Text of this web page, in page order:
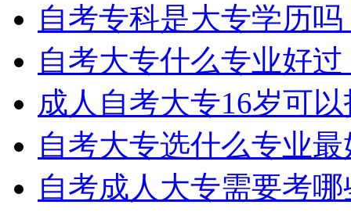
自考专科是大专学历吗
自考大专什么专业好过
成人自考大专16岁可
自考大专选什么专业
自考成人大专需要考